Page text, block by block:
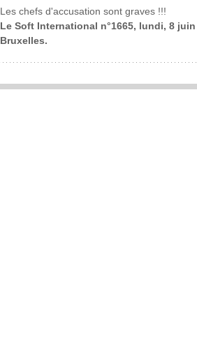
Les chefs d'accusation sont graves !!!
Le Soft International n°1665, lundi, 8
Bruxelles.